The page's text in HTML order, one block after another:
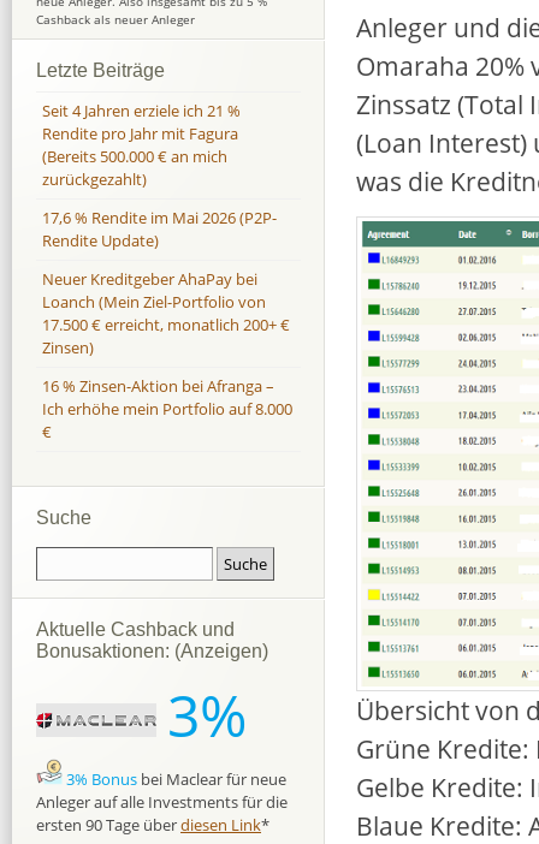
Anleger und
Omaraha 20%
Zinssatz (Total
(Loan Interest)
was die
Übersicht von
Grüne Kredite:
Gelbe Kredite:
Blaue Kredite:
Cashback als neuer Anleger
Letzte Beiträge
Seit 4 Jahren erziele ich 21 %
Rendite pro Jahr mit Fagura
(Bereits 500.000 € an mich
zurückgezahlt)
17,6 % Rendite im Mai 2026 (P2P-
Rendite Update)
Neuer Kreditgeber AhaPay bei
Loanch (Mein Ziel-Portfolio von
17.500 € erreicht, monatlich 200+ €
Zinsen)
16 % Zinsen-Aktion bei Afranga –
Ich erhöhe mein Portfolio auf 8.000
€
Suche
Aktuelle Cashback und
Bonusaktionen: (Anzeigen)
3%
3% Bonus bei Maclear für neue
Anleger auf alle Investments für die
ersten 90 Tage überdiesen Link*